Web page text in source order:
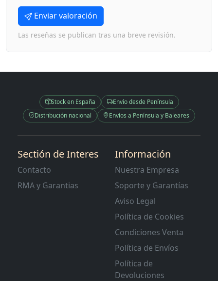
Enviar valoración
Las reseñas se publican tras una breve revisión.
Stock en España
Envío desde Península
Distribución nacional
Envíos a Península y Baleares
Sectión de Interes
Contacto
RMA y Garantias
Información
Nuestra Empresa
Soporte y Garantías
Aviso Legal
Política de Cookies
Condiciones Venta
Política de Envíos
Política de
Devoluciones